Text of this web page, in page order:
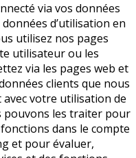
via vos données
d’utilisation en
utilisez nos pages
utilisateur ou les
via les pages web et
clients que nous
votre utilisation de
pouvons les traiter pour
dans le compte
et pour évaluer,